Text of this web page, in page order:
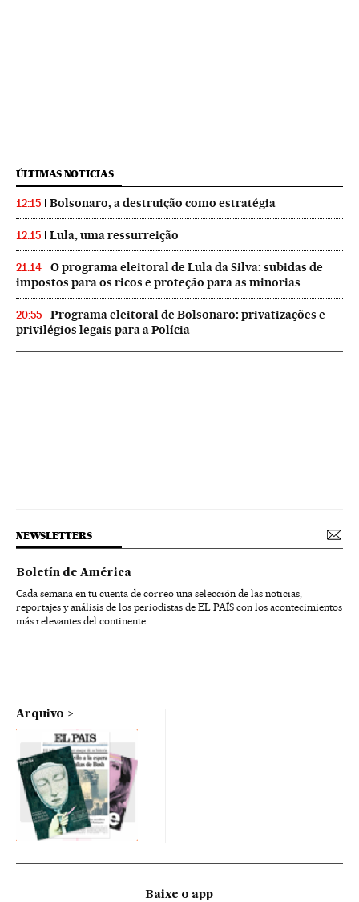
ÚLTIMAS NOTICIAS
12:15 Bolsonaro, a destruição como estratégia
12:15 Lula, uma ressurreição
21:14
O programa eleitoral de Lula da Silva: subidas de
impostos para os ricos e proteção para as minorias
20:55
Programa eleitoral de Bolsonaro: privatizações e
privilégios legais para a Polícia
NEWSLETTERS
Boletín de América
Cada semana en tu cuenta de correo una selección de las noticias,
reportajes y análisis de los periodistas de EL PAÍS con los acontecimientos
más relevantes del continente.
Arquivo
Baixe o app